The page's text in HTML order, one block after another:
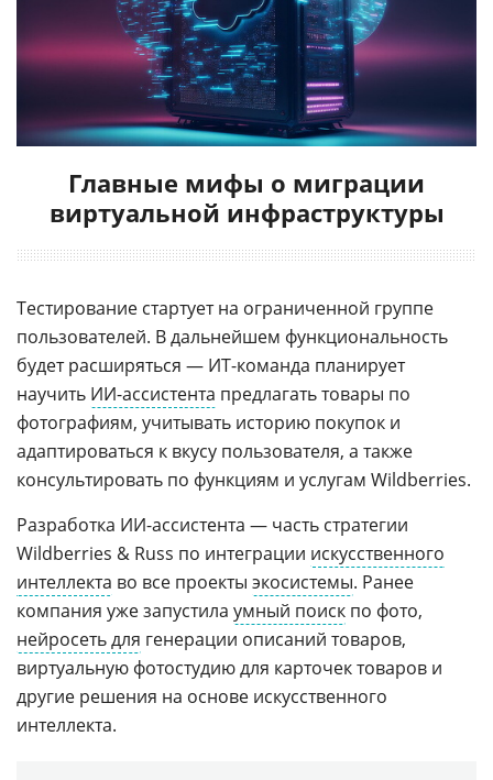
Главные мифы о миграции
виртуальной инфраструктуры
Тестирование стартует на ограниченной группе
пользователей. В дальнейшем функциональность
будет расширяться — ИТ-команда планирует
научить ИИ-ассистента предлагать товары по
фотографиям, учитывать историю покупок и
адаптироваться к вкусу пользователя, а также
консультировать по функциям и услугам Wildberries.
Разработка ИИ-ассистента — часть стратегии
Wildberries & Russ по интеграции искусственного
интеллекта во все проекты экосистемы. Ранее
компания уже запустила умный поиск по фото,
нейросеть для генерации описаний товаров,
виртуальную фотостудию для карточек товаров и
другие решения на основе искусственного
интеллекта.